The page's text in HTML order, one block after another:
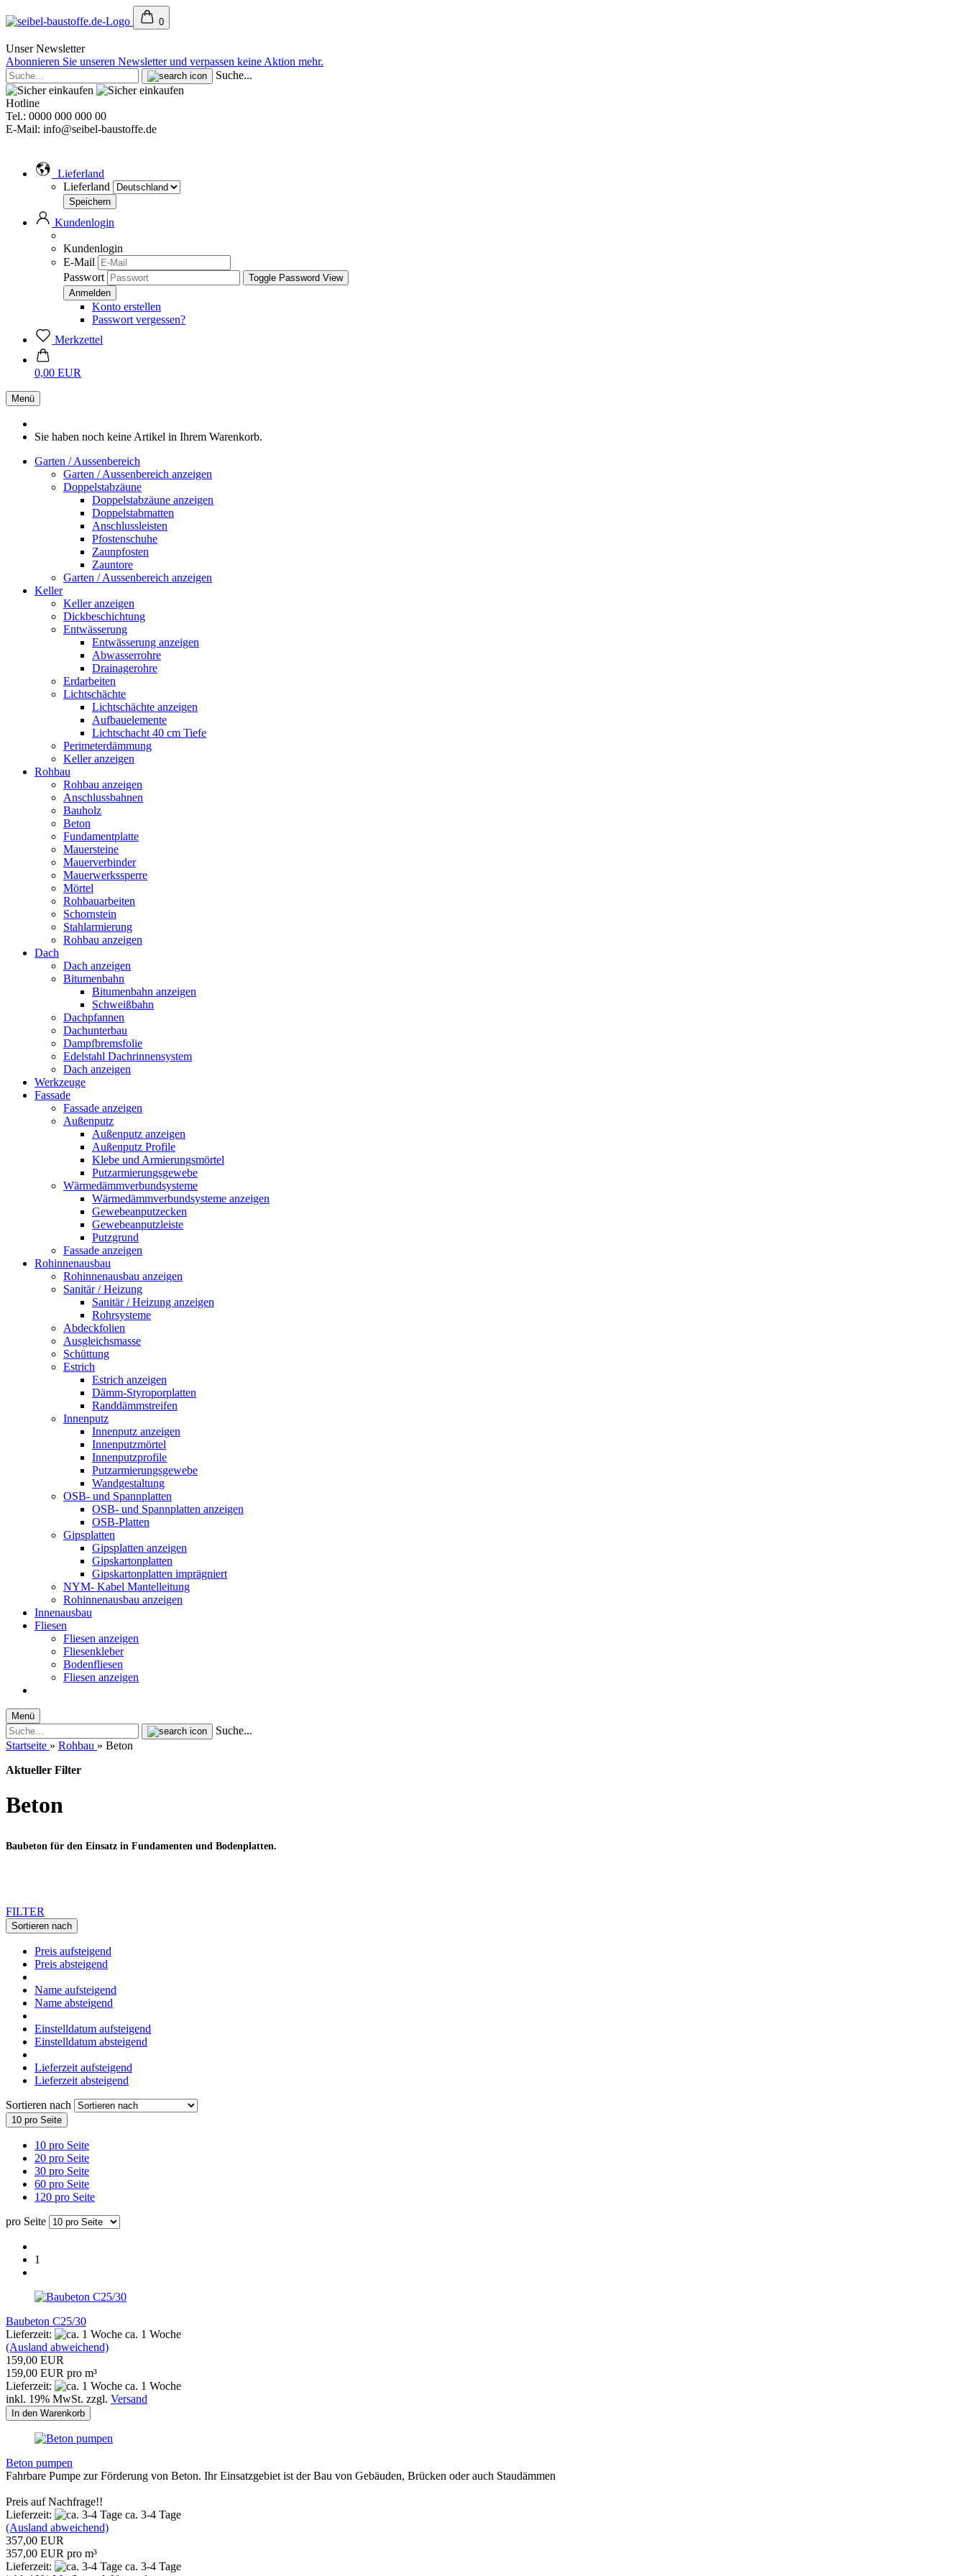
0
Unser Newsletter
Abonnieren Sie unseren Newsletter und verpassen keine Aktion mehr.
Suche...
Hotline
Tel.: 0000 000 000 00
E-Mail: info@seibel-baustoffe.de
Lieferland
Lieferland
Kundenlogin
Kundenlogin
E-Mail
Passwort
Toggle Password View
Konto erstellen
Passwort vergessen?
Merkzettel
0,00 EUR
Menü
Sie haben noch keine Artikel in Ihrem Warenkorb.
Garten / Aussenbereich
Garten / Aussenbereich anzeigen
Doppelstabzäune
Doppelstabzäune anzeigen
Doppelstabmatten
Anschlussleisten
Pfostenschuhe
Zaunpfosten
Zauntore
Garten / Aussenbereich anzeigen
Keller
Keller anzeigen
Dickbeschichtung
Entwässerung
Entwässerung anzeigen
Abwasserrohre
Drainagerohre
Erdarbeiten
Lichtschächte
Lichtschächte anzeigen
Aufbauelemente
Lichtschacht 40 cm Tiefe
Perimeterdämmung
Keller anzeigen
Rohbau
Rohbau anzeigen
Anschlussbahnen
Bauholz
Beton
Fundamentplatte
Mauersteine
Mauerverbinder
Mauerwerkssperre
Mörtel
Rohbauarbeiten
Schornstein
Stahlarmierung
Rohbau anzeigen
Dach
Dach anzeigen
Bitumenbahn
Bitumenbahn anzeigen
Schweißbahn
Dachpfannen
Dachunterbau
Dampfbremsfolie
Edelstahl Dachrinnensystem
Dach anzeigen
Werkzeuge
Fassade
Fassade anzeigen
Außenputz
Außenputz anzeigen
Außenputz Profile
Klebe und Armierungsmörtel
Putzarmierungsgewebe
Wärmedämmverbundsysteme
Wärmedämmverbundsysteme anzeigen
Gewebeanputzecken
Gewebeanputzleiste
Putzgrund
Fassade anzeigen
Rohinnenausbau
Rohinnenausbau anzeigen
Sanitär / Heizung
Sanitär / Heizung anzeigen
Rohrsysteme
Abdeckfolien
Ausgleichsmasse
Schüttung
Estrich
Estrich anzeigen
Dämm-Styroporplatten
Randdämmstreifen
Innenputz
Innenputz anzeigen
Innenputzmörtel
Innenputzprofile
Putzarmierungsgewebe
Wandgestaltung
OSB- und Spannplatten
OSB- und Spannplatten anzeigen
OSB-Platten
Gipsplatten
Gipsplatten anzeigen
Gipskartonplatten
Gipskartonplatten imprägniert
NYM- Kabel Mantelleitung
Rohinnenausbau anzeigen
Innenausbau
Fliesen
Fliesen anzeigen
Fliesenkleber
Bodenfliesen
Fliesen anzeigen
Menü
Suche...
Startseite » Rohbau » Beton
Aktueller Filter
Beton
Baubeton für den Einsatz in Fundamenten und Bodenplatten.
FILTER
Sortieren nach
Preis aufsteigend
Preis absteigend
Name aufsteigend
Name absteigend
Einstelldatum aufsteigend
Einstelldatum absteigend
Lieferzeit aufsteigend
Lieferzeit absteigend
Sortieren nach
10 pro Seite
10 pro Seite
20 pro Seite
30 pro Seite
60 pro Seite
120 pro Seite
pro Seite
1
Baubeton C25/30
Lieferzeit:
ca. 1 Woche
(Ausland abweichend)
159,00 EUR
159,00 EUR pro m³
Lieferzeit:
ca. 1 Woche
inkl. 19% MwSt. zzgl. Versand
In den Warenkorb
Beton pumpen
Fahrbare Pumpe zur Förderung von Beton. Ihr Einsatzgebiet ist der Bau von Gebäuden, Brücken oder auch Staudämmen
Preis auf Nachfrage!!
Lieferzeit:
ca. 3-4 Tage
(Ausland abweichend)
357,00 EUR
357,00 EUR pro m³
Lieferzeit:
ca. 3-4 Tage